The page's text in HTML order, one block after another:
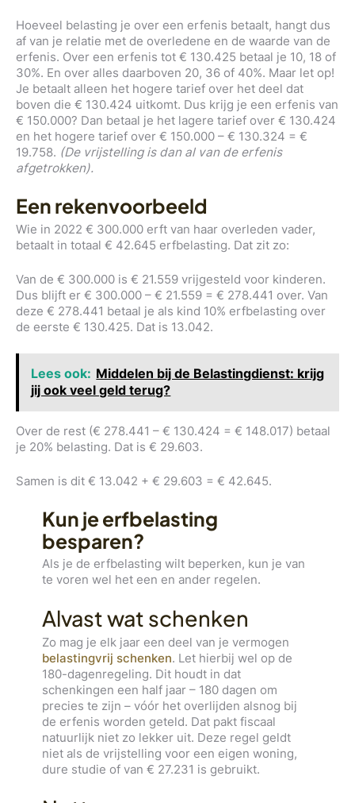
Hoeveel belasting je over een erfenis betaalt, hangt dus
af van je relatie met de overledene en de waarde van de
erfenis. Over een erfenis tot € 130.425 betaal je 10, 18 of
30%. En over alles daarboven 20, 36 of 40%. Maar let op!
Je betaalt alleen het hogere tarief over het deel dat
boven die € 130.424 uitkomt. Dus krijg je een erfenis van
€ 150.000? Dan betaal je het lagere tarief over € 130.424
en het hogere tarief over € 150.000 – € 130.324 = €
19.758. (De vrijstelling is dan al van de erfenis
afgetrokken).
Een rekenvoorbeeld
Wie in 2022 € 300.000 erft van haar overleden vader,
betaalt in totaal € 42.645 erfbelasting. Dat zit zo:
Van de € 300.000 is € 21.559 vrijgesteld voor kinderen.
Dus blijft er € 300.000 – € 21.559 = € 278.441 over. Van
deze € 278.441 betaal je als kind 10% erfbelasting over
de eerste € 130.425. Dat is 13.042.
Lees ook: Middelen bij de Belastingdienst: krijg
jij ook veel geld terug?
Over de rest (€ 278.441 – € 130.424 = € 148.017) betaal
je 20% belasting. Dat is € 29.603.
Samen is dit € 13.042 + € 29.603 = € 42.645.
Kun je erfbelasting
besparen?
Als je de erfbelasting wilt beperken, kun je van
te voren wel het een en ander regelen.
Alvast wat schenken
Zo mag je elk jaar een deel van je vermogen
belastingvrij schenken. Let hierbij wel op de
180-dagenregeling. Dit houdt in dat
schenkingen een half jaar – 180 dagen om
precies te zijn – vóór het overlijden alsnog bij
de erfenis worden geteld. Dat pakt fiscaal
natuurlijk niet zo lekker uit. Deze regel geldt
niet als de vrijstelling voor een eigen woning,
dure studie of van € 27.231 is gebruikt.